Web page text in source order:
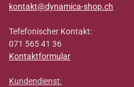
kontakt@dynamica-shop.ch
Tefefonischer Kontakt:
071 565 41 36
Kontaktformular
Kundendienst: